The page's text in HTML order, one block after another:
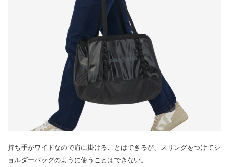
持ち手がワイドなので肩に掛けることはできるが、スリングをつけてシ
ョルダーバッグのように使うことはできない。